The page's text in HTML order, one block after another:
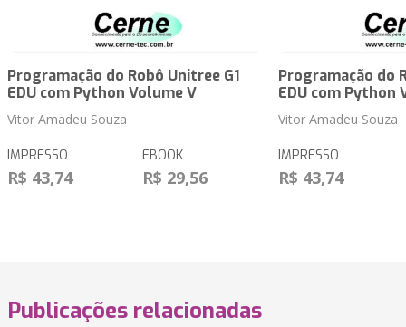
Programação do Robô Unitree G1
EDU com Python Volume V
Vitor Amadeu Souza
IMPRESSO
R$ 43,74
EBOOK
R$ 29,56
Programação do
EDU com Python
Vitor Amadeu Souza
IMPRESSO
R$ 43,74
Publicações relacionadas